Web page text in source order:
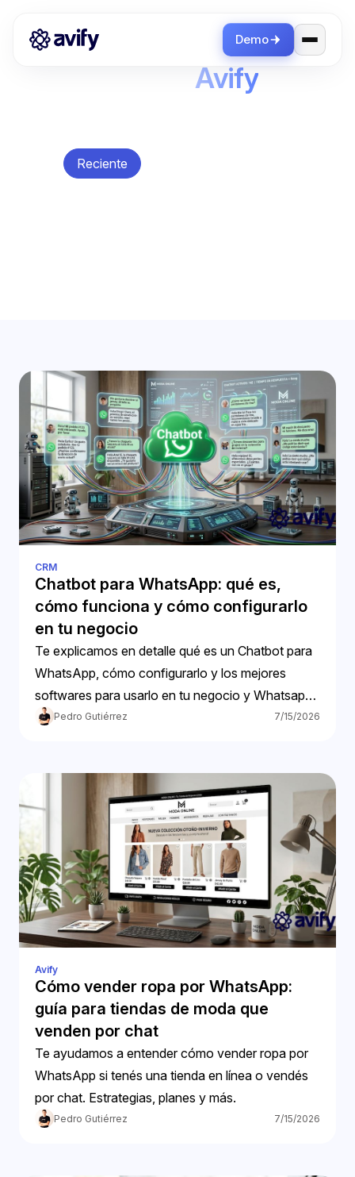
Demo
Blog deAvify
Reciente
CRM
Chatbot para WhatsApp: qué es,
cómo funciona y cómo configurarlo
en tu negocio
Te explicamos en detalle qué es un Chatbot para
WhatsApp, cómo configurarlo y los mejores
softwares para usarlo en tu negocio y Whatsapp
Business.
Pedro Gutiérrez 7/15/2026
Avify
Cómo vender ropa por WhatsApp:
guía para tiendas de moda que
venden por chat
Te ayudamos a entender cómo vender ropa por
WhatsApp si tenés una tienda en línea o vendés
por chat. Estrategias, planes y más.
Pedro Gutiérrez 7/15/2026